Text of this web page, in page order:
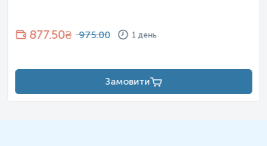
877.50₴ 975.00 1 день
Замовити